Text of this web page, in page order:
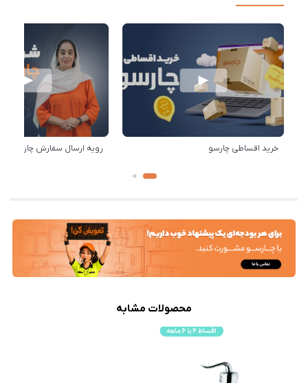
خرید اقساطی چارسو رویه ارسال سفارش چارسو
محصولات مشابه